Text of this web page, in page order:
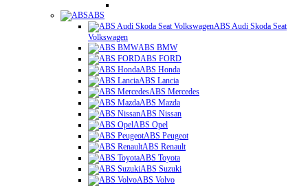
ABS
ABS Audi Skoda Seat
Volkswagen
ABS BMW
ABS FORD
ABS Honda
ABS Lancia
ABS Mercedes
ABS Mazda
ABS Nissan
ABS Opel
ABS Peugeot
ABS Renault
ABS Toyota
ABS Suzuki
ABS Volvo